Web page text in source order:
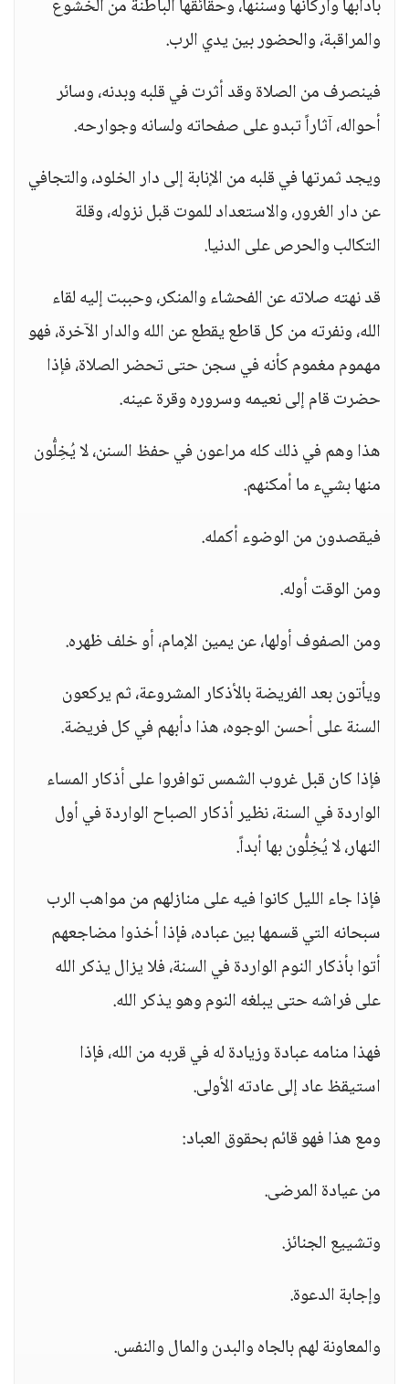
بآدابها وأركانها وسننها، وحقائقها الباطنة من الخشوع
والمراقبة، والحضور بين يدي الرب.
فينصرف من الصلاة وقد أثرت في قلبه وبدنه، وسائر
أحواله، آثاراً تبدو على صفحاته ولسانه وجوارحه.
ويجد ثمرتها في قلبه من الإنابة إلى دار الخلود، والتجافي
عن دار الغرور، والاستعداد للموت قبل نزوله، وقلة
التكالب والحرص على الدنيا.
قد نهته صلاته عن الفحشاء والمنكر، وحببت إليه لقاء
الله، ونفرته من كل قاطع يقطع عن الله والدار الآخرة، فهو
مهموم مغموم كأنه في سجن حتى تحضر الصلاة، فإذا
حضرت قام إلى نعيمه وسروره وقرة عينه.
هذا وهم في ذلك كله مراعون في حفظ السنن، لا يُخِلُّون
منها بشيء ما أمكنهم.
فيقصدون من الوضوء أكمله.
ومن الوقت أوله.
ومن الصفوف أولها، عن يمين الإمام، أو خلف ظهره.
ويأتون بعد الفريضة بالأذكار المشروعة، ثم يركعون
السنة على أحسن الوجوه، هذا دأبهم في كل فريضة.
فإذا كان قبل غروب الشمس توافروا على أذكار المساء
الواردة في السنة، نظير أذكار الصباح الواردة في أول
النهار، لا يُخِلُّون بها أبداً.
فإذا جاء الليل كانوا فيه على منازلهم من مواهب الرب
سبحانه التي قسمها بين عباده، فإذا أخذوا مضاجعهم
أتوا بأذكار النوم الواردة في السنة، فلا يزال يذكر الله
على فراشه حتى يبلغه النوم وهو يذكر الله.
فهذا منامه عبادة وزيادة له في قربه من الله، فإذا
استيقظ عاد إلى عادته الأولى.
ومع هذا فهو قائم بحقوق العباد:
من عيادة المرضى.
وتشييع الجنائز.
وإجابة الدعوة.
والمعاونة لهم بالجاه والبدن والمال والنفس.